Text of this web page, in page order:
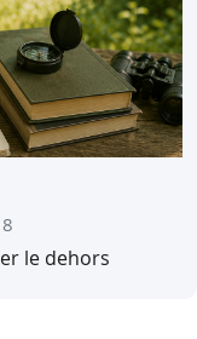
le dehors